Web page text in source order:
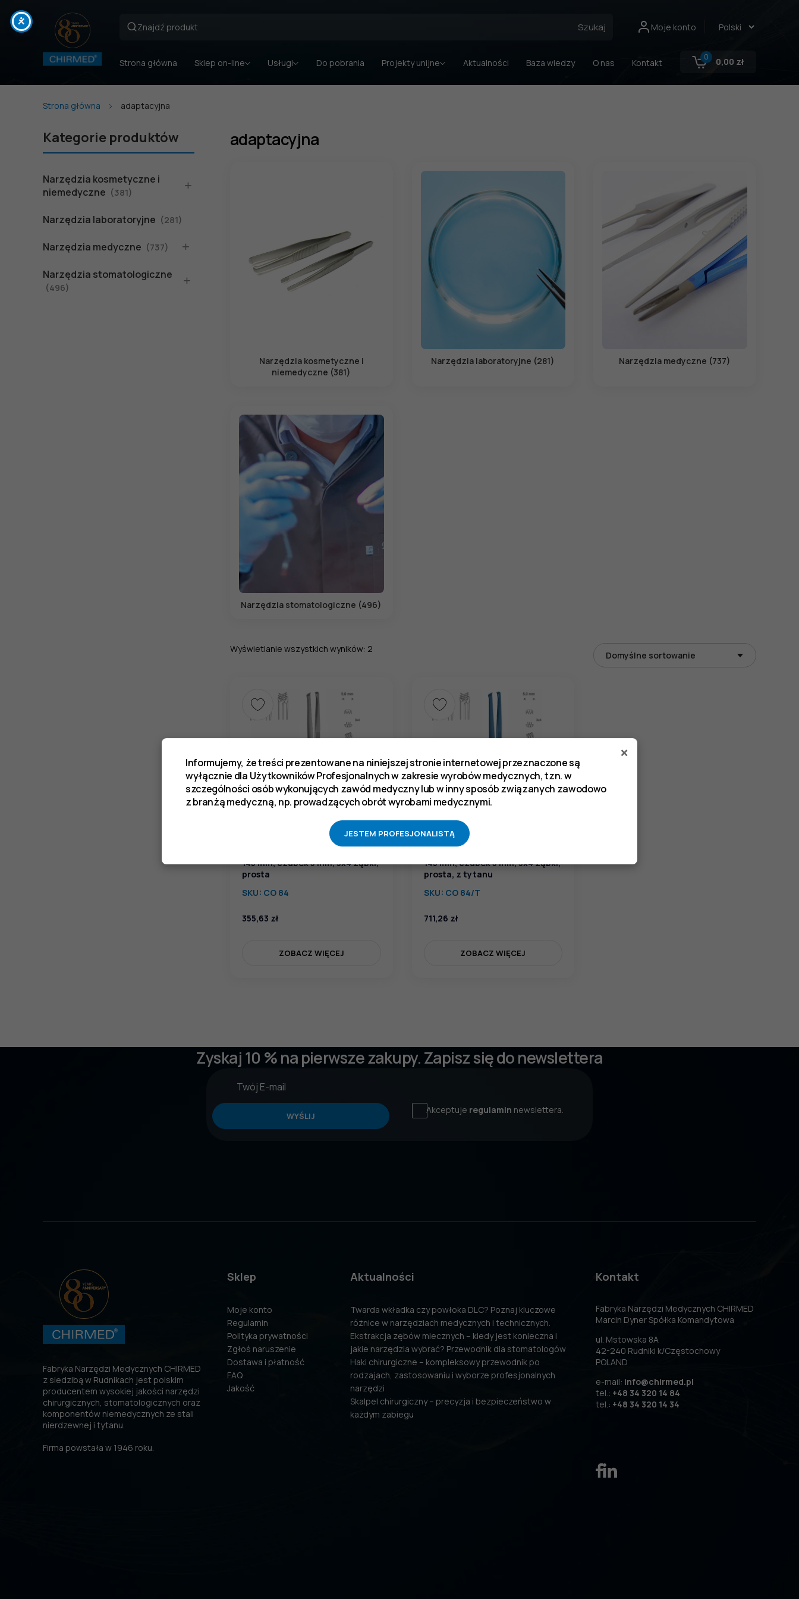
Szukaj Moje konto
Strona główna Sklep on-line Usługi Do pobrania Projekty unijne Aktualności Baza wiedzy O nas Kontakt
0 0,00 zł
Strona główna adaptacyjna
Kategorie produktów
Narzędzia kosmetyczne i
niemedyczne (381)
Narzędzia laboratoryjne (281)
Narzędzia medyczne (737)
Narzędzia stomatologiczne
(496)
adaptacyjna
Narzędzia kosmetyczne i
niemedyczne (381)
Narzędzia laboratoryjne (281) Narzędzia medyczne (737)
Narzędzia stomatologiczne (496)
Wyświetlanie wszystkich wyników: 2
145 mm, czubek 5 mm, 3x4 ząbki,
prosta
SKU: CO 84
355,63 zł
ZOBACZ WIĘCEJ
145 mm, czubek 5 mm, 3x4 ząbki,
prosta, z tytanu
SKU: CO 84/T
711,26 zł
ZOBACZ WIĘCEJ
Zyskaj 10 % na pierwsze zakupy. Zapisz się do newslettera
WYŚLIJ
Akceptuje regulamin newslettera.
Fabryka Narzędzi Medycznych CHIRMED
z siedzibą w Rudnikach jest polskim
producentem wysokiej jakości narzędzi
chirurgicznych, stomatologicznych oraz
komponentów niemedycznych ze stali
nierdzewnej i tytanu.
Firma powstała w 1946 roku.
Sklep
Moje konto
Regulamin
Polityka prywatności
Zgłoś naruszenie
Dostawa i płatność
FAQ
Jakość
Aktualności
Twarda wkładka czy powłoka DLC? Poznaj kluczowe
różnice w narzędziach medycznych i technicznych.
Ekstrakcja zębów mlecznych – kiedy jest konieczna i
jakie narzędzia wybrać? Przewodnik dla stomatologów
Haki chirurgiczne – kompleksowy przewodnik po
rodzajach, zastosowaniu i wyborze profesjonalnych
narzędzi
Skalpel chirurgiczny – precyzja i bezpieczeństwo w
każdym zabiegu
Kontakt
Fabryka Narzędzi Medycznych CHIRMED
Marcin Dyner Spółka Komandytowa
ul. Mstowska 8A
42-240 Rudniki k/Częstochowy
POLAND
e-mail: info@chirmed.pl
tel.: +48 34 320 14 84
tel.: +48 34 320 14 34
×
Informujemy, że treści prezentowane na niniejszej stronie internetowej przeznaczone są
wyłącznie dla Użytkowników Profesjonalnych w zakresie wyrobów medycznych, tzn. w
szczególności osób wykonujących zawód medyczny lub w inny sposób związanych zawodowo
z branżą medyczną, np. prowadzących obrót wyrobami medycznymi.
JESTEM PROFESJONALISTĄ